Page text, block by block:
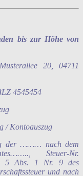
bis zur Höhe von
20, 04711
4545454
/ Kontoauszug
der ……… nach dem
Steuer-Nr.
Abs. 1 Nr. 9 des
und nach